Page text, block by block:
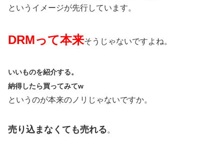
というイメージが先行しています。
DRMって本来そうじゃないですよね。
いいものを紹介する。
納得したら買ってみてw
というのが本来のノリじゃないですか。
売り込まなくても売れる。